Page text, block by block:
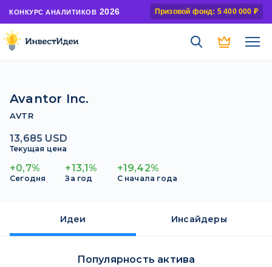
КОНКУРС АНАЛИТИКОВ 2026 Призовой фонд: 5 400 000 ₽
Avantor Inc.
AVTR
13,685 USD
Текущая цена
+0,7%
Сегодня
+13,1%
За год
+19,42%
С начала года
Идеи Инсайдеры
Популярность актива